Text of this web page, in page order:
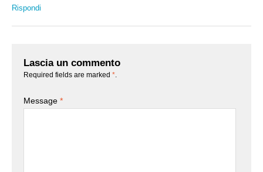
Rispondi
Lascia un commento
Required fields are marked *
Message *